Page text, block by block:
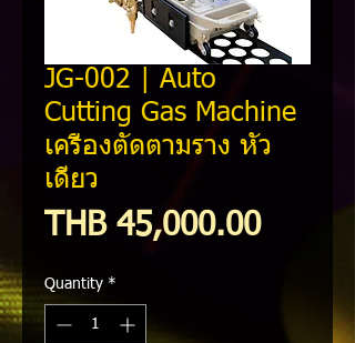
JG-002 | Auto
Cutting Gas Machine
เครื่องตัดตามราง หัว
เดี่ยว
THB 45,000.00Price
Quantity *